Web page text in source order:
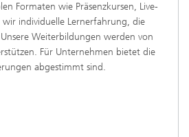
Formaten wie Präsenzkursen, Live-
individuelle Lernerfahrung, die
Weiterbildungen werden von
Für Unternehmen bietet die
abgestimmt sind.